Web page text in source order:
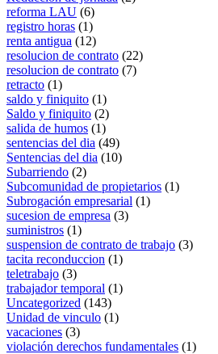
reforma LAU (6)
registro horas (1)
renta antigua (12)
resolucion de contrato (22)
resolucion de contrato (7)
retracto (1)
saldo y finiquito (1)
Saldo y finiquito (2)
salida de humos (1)
sentencias del dia (49)
Sentencias del dia (10)
Subarriendo (2)
Subcomunidad de propietarios (1)
Subrogación empresarial (1)
sucesion de empresa (3)
suministros (1)
suspension de contrato de trabajo (3)
tacita reconduccion (1)
teletrabajo (3)
trabajador temporal (1)
Uncategorized (143)
Unidad de vinculo (1)
vacaciones (3)
violación derechos fundamentales (1)